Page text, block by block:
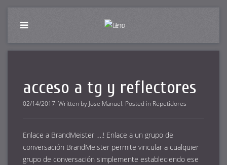
acceso a tg y reflectores
02/14/2017. Written by Jose Manuel. Posted in Repetidores
Enlace a BrandMeister ….! Enlace a un grupo de
conversación BrandMeister permite vincular a cualquier
grupo de conversación simplemente estableciendo ese